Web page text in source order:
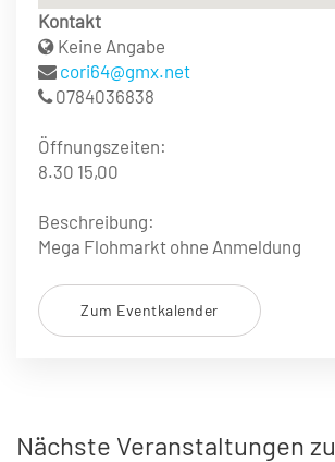
Kontakt
Keine Angabe
cori64@gmx.net
0784036838
Öffnungszeiten:
8.30 15,00
Beschreibung:
Mega Flohmarkt ohne Anmeldung
Zum Eventkalender
Nächste Veranstaltungen zu